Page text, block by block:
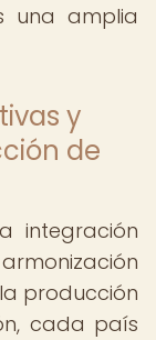
una amplia
y
de
integración
producción
cada país